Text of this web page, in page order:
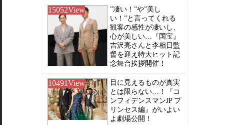
15052View
”凄い！”や”美し
い！”と言ってくれる
観客の感性が凄いし、
心が美しい…『国宝』
吉沢亮さんと李相日監
督を迎え特大ヒット記
念舞台挨拶開催！
10491View
目に見えるものが真実
とは限らない…！『コ
ンフィデンスマンJP プ
リンセス編』がいよい
よ劇場公開！